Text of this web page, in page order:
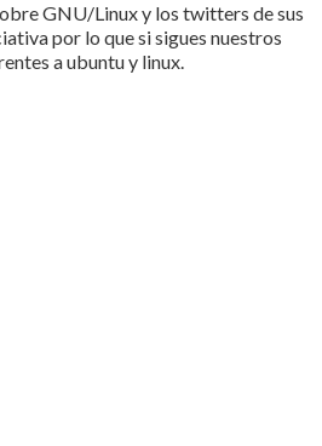
GNU/Linux y los twitters de sus
por lo que si sigues nuestros
a ubuntu y linux.